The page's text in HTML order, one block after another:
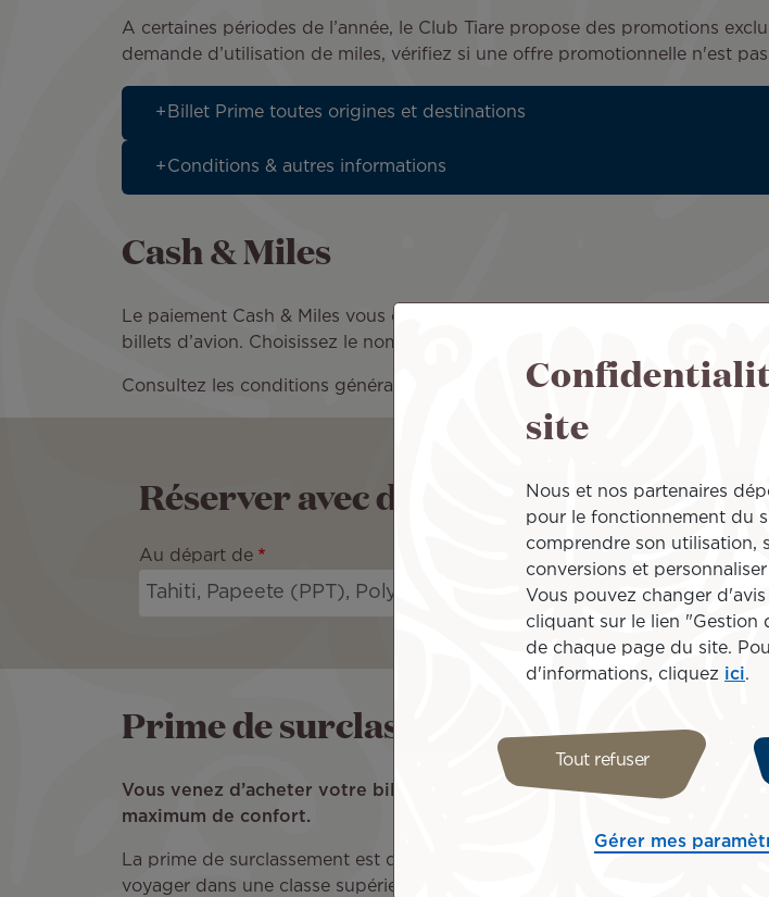
A certaines périodes de l’année, le Club Tiare propose des promotions
demande d’utilisation de miles, vérifiez si une offre promotionnelle n'est
Billet Prime toutes origines et destinations
Conditions & autres informations
Cash & Miles
Le paiement Cash & Miles vous offre une grande flexibilité dans
billets d’avion. Choisissez le nombre de Miles que vous souhaitez
Consultez les conditions générales du programme pour en savoir plus.
Réserver avec des Miles
Au départ de Arrivée à
Prime de surclassement
Vous venez d’acheter votre billet ? Grâce à vos miles, surclassez-vous
maximum de confort.
La prime de surclassement est disponible exclusivement auprès de nos
voyager dans une classe supérieure, demandez votre prime de
site
Nous et nos partenaires
pour le fonctionnement du
comprendre son utilisation,
conversions et
Vous pouvez changer
cliquant sur le lien "Gestion
de chaque page du site.
d'informations, cliquez ici.
Tout refuser
Gérer mes